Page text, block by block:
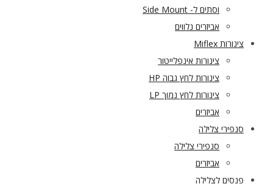
וסתים ל- Side Mount
אביזרים נלווים
צינורות Miflex
צינורות אינפלייטור
צינורות לחץ גבוה HP
צינורות לחץ נמוך LP
אביזרים
סנפירי צלילה
סנפירי צלילה
אביזרים
פנסים לצלילה